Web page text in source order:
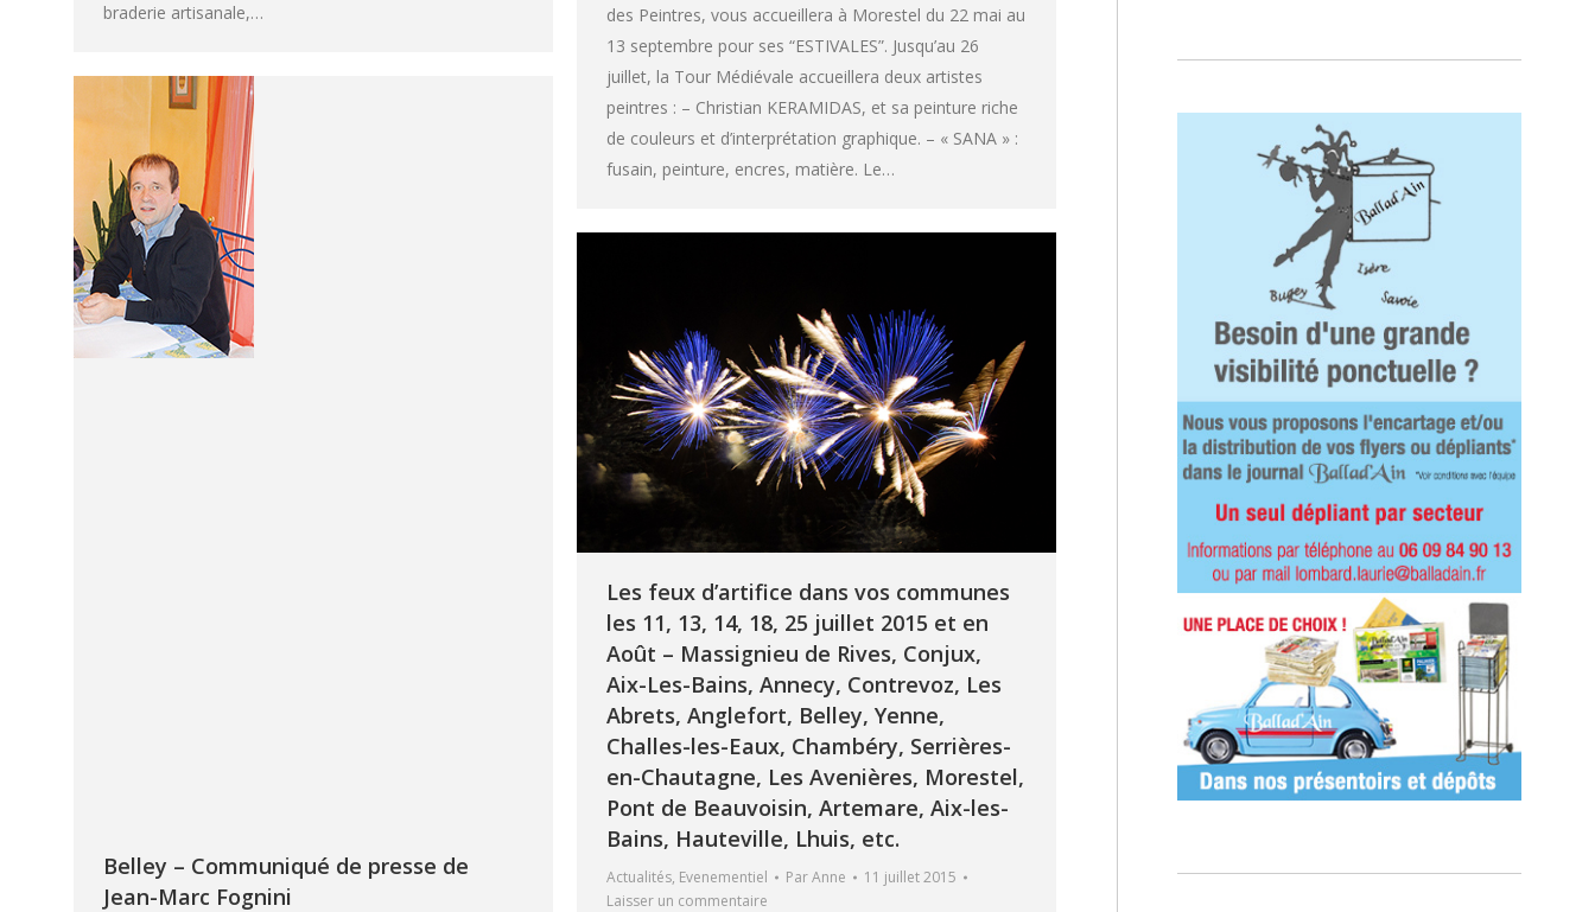
braderie artisanale,…
des Peintres, vous accueillera à Morestel du 22 mai au
13 septembre pour ses “ESTIVALES”. Jusqu’au 26
juillet, la Tour Médiévale accueillera deux artistes
peintres : – Christian KERAMIDAS, et sa peinture riche
de couleurs et d’interprétation graphique. – « SANA » :
fusain, peinture, encres, matière. Le…
Belley – Communiqué de presse de
Jean-Marc Fognini
Les feux d’artifice dans vos communes
les 11, 13, 14, 18, 25 juillet 2015 et en
Août – Massignieu de Rives, Conjux,
Aix-Les-Bains, Annecy, Contrevoz, Les
Abrets, Anglefort, Belley, Yenne,
Challes-les-Eaux, Chambéry, Serrières-
en-Chautagne, Les Avenières, Morestel,
Pont de Beauvoisin, Artemare, Aix-les-
Bains, Hauteville, Lhuis, etc.
Actualités, Evenementiel ParAnne
11 juillet 2015
Laisser un commentaire